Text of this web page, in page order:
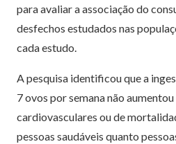
para avaliar a associação do
desfechos estudados nas
cada estudo.
A pesquisa identificou que a
7 ovos por semana não
cardiovasculares ou de
pessoas saudáveis quanto